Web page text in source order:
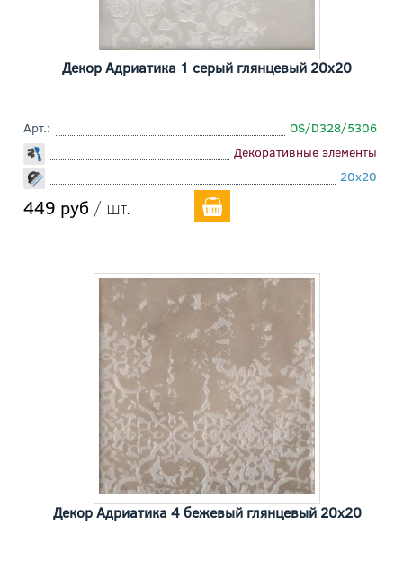
Декор Адриатика 1 серый глянцевый 20x20
Арт.:
OS/D328/5306
Декоративные элементы
20x20
449 руб / шт.
Декор Адриатика 4 бежевый глянцевый 20x20